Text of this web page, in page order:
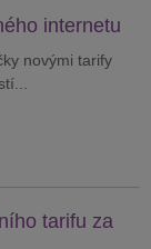
internetu
novými tarify
tarifu za